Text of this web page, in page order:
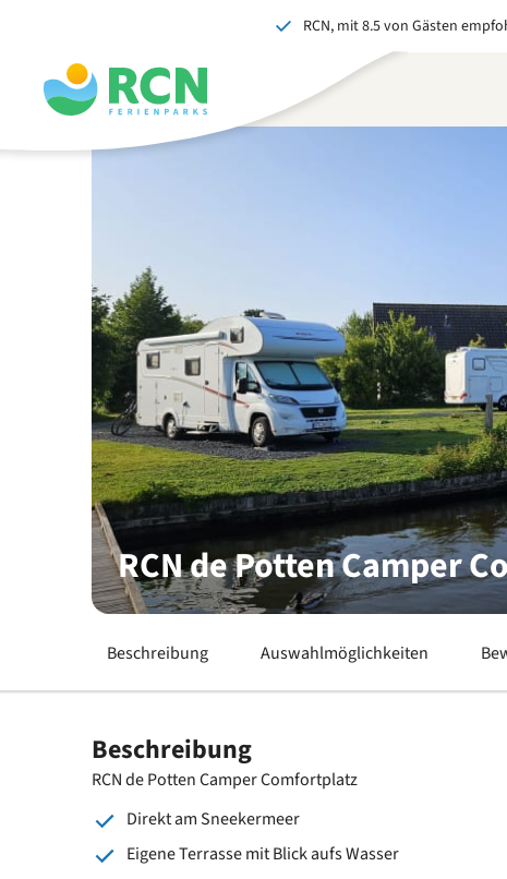
springen
springen
springen
springen
RCN, mit 8.5 von Gästen
RCN de Potten Camper
Beschreibung Auswahlmöglichkeiten
Beschreibung
RCN de Potten Camper Comfortplatz
Direkt am Sneekermeer
Eigene Terrasse mit Blick aufs Wasser